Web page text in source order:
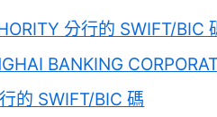
分行的 SWIFT/BIC
BANKING
的 SWIFT/BIC 碼